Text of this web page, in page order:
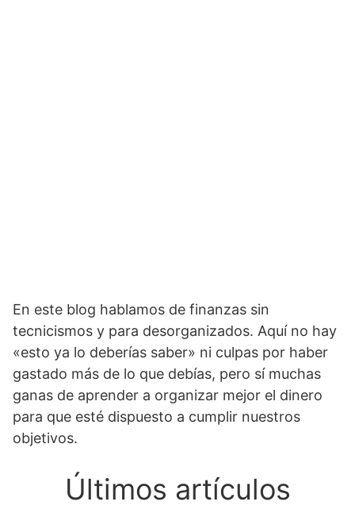
En este blog hablamos de finanzas sin
tecnicismos y para desorganizados. Aquí no hay
«esto ya lo deberías saber» ni culpas por haber
gastado más de lo que debías, pero sí muchas
ganas de aprender a organizar mejor el dinero
para que esté dispuesto a cumplir nuestros
objetivos.
Últimos artículos